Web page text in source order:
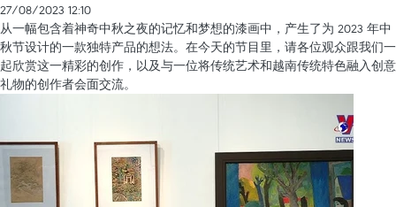
27/08/2023 12:10
从一幅包含着神奇中秋之夜的记忆和梦想的漆画中，产生了为 2023 年中
秋节设计的一款独特产品的想法。在今天的节目里，请各位观众跟我们一
起欣赏这一精彩的创作，以及与一位将传统艺术和越南传统特色融入创意
礼物的创作者会面交流。